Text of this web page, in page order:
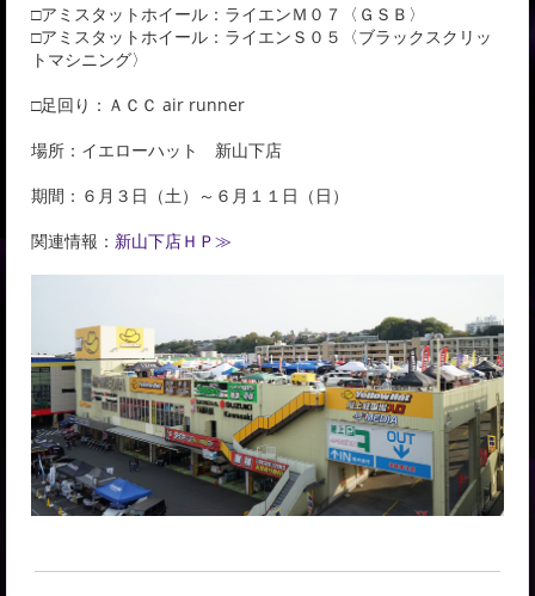
□アミスタットホイール：ライエンＭ０７〈ＧＳＢ〉
□アミスタットホイール：ライエンＳ０５〈ブラックスクリッ
トマシニング〉
□足回り：ＡＣＣ air runner
場所：イエローハット 新山下店
期間：６月３日（土）～６月１１日（日）
関連情報： 新山下店ＨＰ≫